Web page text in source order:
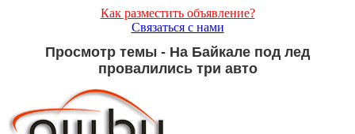
Как разместить объявление?
Связаться с нами
Просмотр темы - На Байкале под лед
провалились три авто